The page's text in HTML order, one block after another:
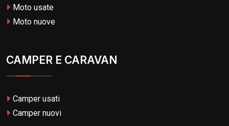
Moto usate
Moto nuove
CAMPER E CARAVAN
Camper usati
Camper nuovi